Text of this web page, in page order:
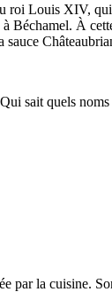
Louis XIV,
Béchamel. À
sait quels
par la cuisine.